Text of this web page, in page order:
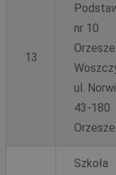
13
nr 10
ul.
43-180
Orzesze
Szkoła